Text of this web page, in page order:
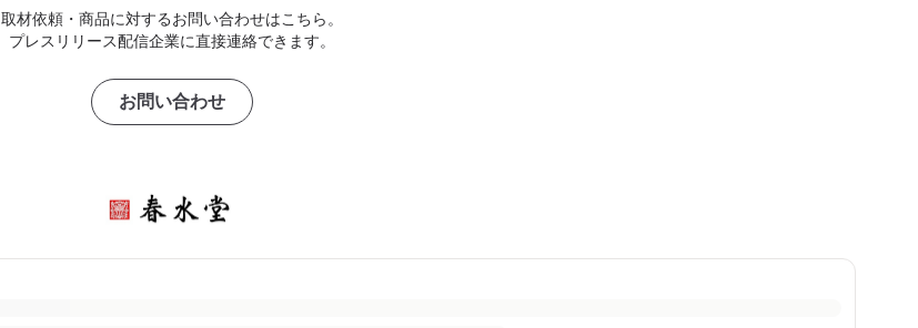
取材依頼・商品に対するお問い合わせはこちら。
プレスリリース配信企業に直接連絡できます。
お問い合わせ